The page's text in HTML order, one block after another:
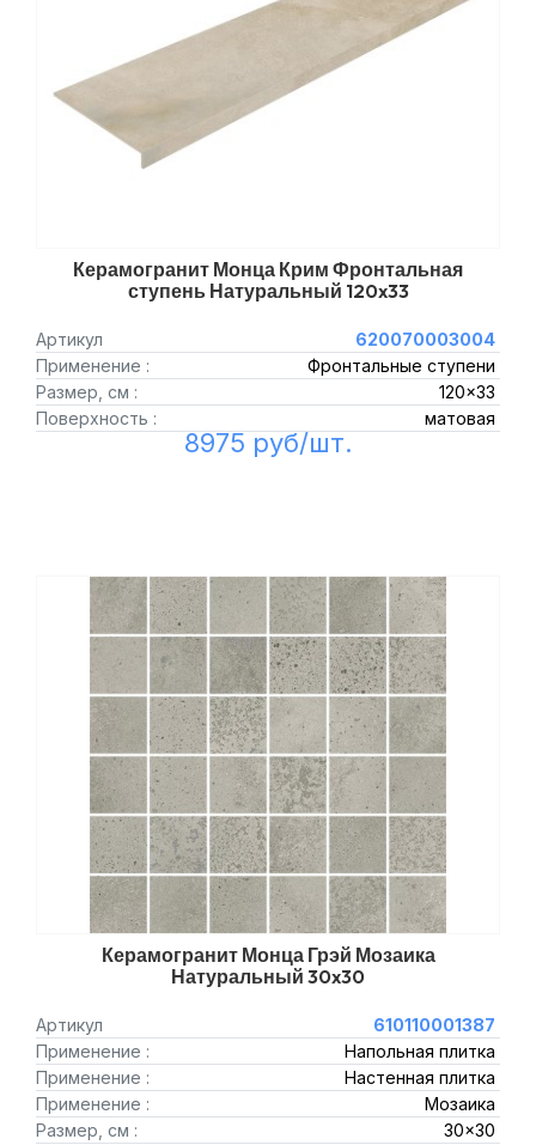
Керамогранит Монца Крим Фронтальная
ступень Натуральный 120x33
Артикул
620070003004
Применение :
Фронтальные ступени
Размер, см :
120x33
Поверхность :
матовая
8975 руб/шт.
Керамогранит Монца Грэй Мозаика
Натуральный 30x30
Артикул
610110001387
Применение :
Напольная плитка
Применение :
Настенная плитка
Применение :
Мозаика
Размер, см :
30x30